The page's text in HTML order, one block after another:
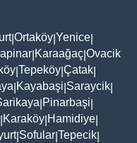
|Ortaköy Yenice
Karaağaç Ovacik
Tepeköy Çatak
Kayabaşi Saraycik
Pinarbaşi
Karaköy Hamidiye
| Sofular Tepecik